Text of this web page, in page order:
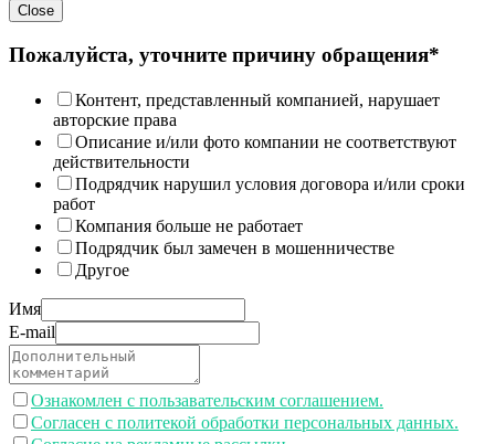
Close
Пожалуйста, уточните причину обращения*
Контент, представленный компанией, нарушает
авторские права
Описание и/или фото компании не соответствуют
действительности
Подрядчик нарушил условия договора и/или сроки
работ
Компания больше не работает
Подрядчик был замечен в мошенничестве
Другое
Имя
E-mail
Ознакомлен с пользавательским соглашением.
Согласен с политекой обработки персональных данных.